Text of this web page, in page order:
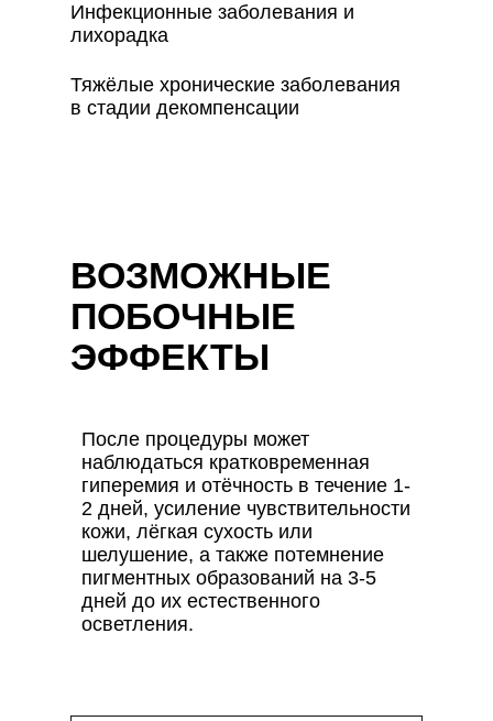
Инфекционные заболевания и
лихорадка
Тяжёлые хронические заболевания
в стадии декомпенсации
ВОЗМОЖНЫЕ
ПОБОЧНЫЕ
ЭФФЕКТЫ
После процедуры может
наблюдаться кратковременная
гиперемия и отёчность в течение 1-
2 дней, усиление чувствительности
кожи, лёгкая сухость или
шелушение, а также потемнение
пигментных образований на 3-5
дней до их естественного
осветления.